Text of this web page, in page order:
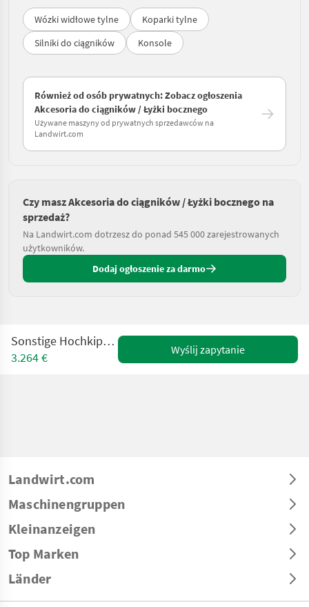
Wózki widłowe tylne
Koparki tylne
Silniki do ciągników
Konsole
Również od osób prywatnych: Zobacz ogłoszenia
Akcesoria do ciągników / Łyżki bocznego
Używane maszyny od prywatnych sprzedawców na
Landwirt.com
Czy masz Akcesoria do ciągników / Łyżki bocznego na
sprzedaż?
Na Landwirt.com dotrzesz do ponad 545 000 zarejestrowanych
użytkowników.
Dodaj ogłoszenie za darmo
Sonstige Hochkippschaufel 2.30m
3.264 €
Wyślij zapytanie
Landwirt.com
Maschinengruppen
Kleinanzeigen
Top Marken
Länder